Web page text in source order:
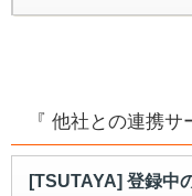
『 他社との連携
[TSUTAYA] 登録中